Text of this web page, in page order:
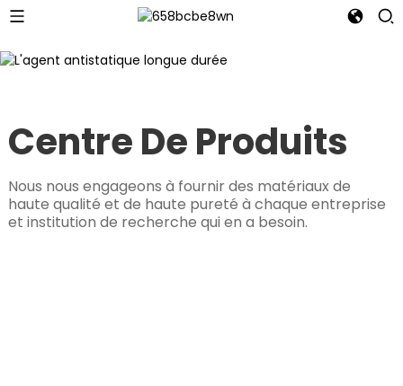
Centre De Produits
Nous nous engageons à fournir des matériaux de
haute qualité et de haute pureté à chaque entreprise
et institution de recherche qui en a besoin.